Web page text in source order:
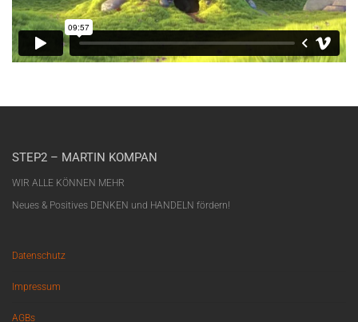
STEP2 – MARTIN KOMPAN
WIR ALLE KÖNNEN MEHR
Neues & Positives DENKEN und HANDELN fördern!
Datenschutz
Impressum
AGBs